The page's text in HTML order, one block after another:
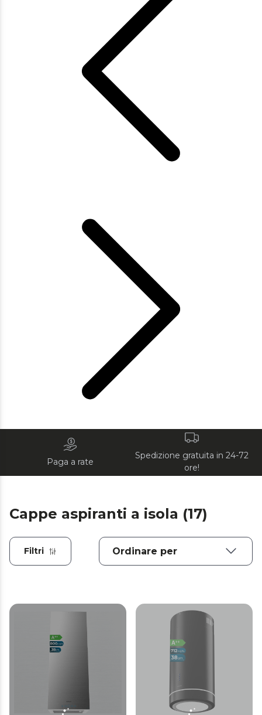
Paga a rate
Spedizione gratuita in 24-72
ore!
Cappe aspiranti a isola (17)
Filtri